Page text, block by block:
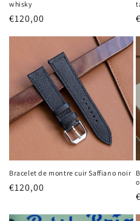
whisky
Prix
€120,00
Bracelet de montre cuir Saffiano noir
Prix
€120,00